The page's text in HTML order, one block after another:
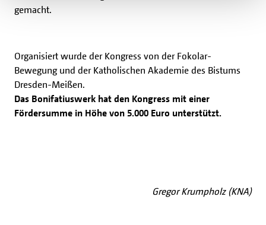
gemacht.
Organisiert wurde der Kongress von der Fokolar-
Bewegung und der Katholischen Akademie des Bistums
Dresden-Meißen.
Das Bonifatiuswerk hat den Kongress mit einer
Fördersumme in Höhe von 5.000 Euro unterstützt.
Gregor Krumpholz (KNA)